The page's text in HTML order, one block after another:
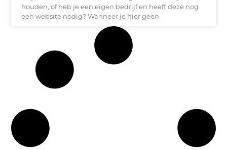
houden, of heb je een eigen bedrijf en heeft deze nog
een website nodig? Wanneer je hier geen